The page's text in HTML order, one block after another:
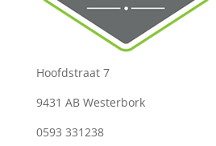
Hoofdstraat 7
9431 AB Westerbork
0593 331238